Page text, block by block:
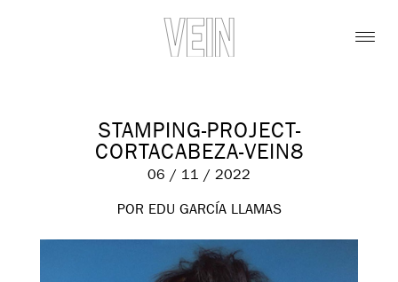
STAMPING-PROJECT-
CORTACABEZA-VEIN8
06 / 11 / 2022
POR EDU GARCÍA LLAMAS